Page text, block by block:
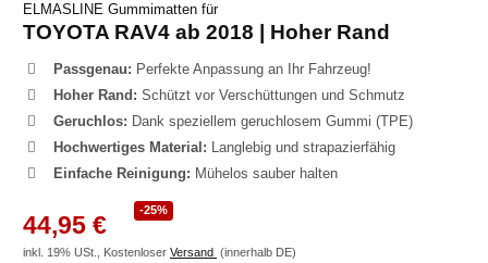
ELMASLINE Gummimatten für
TOYOTA RAV4 ab 2018 | Hoher Rand
Passgenau: Perfekte Anpassung an Ihr Fahrzeug!
Hoher Rand: Schützt vor Verschüttungen und Schmutz
Geruchlos: Dank speziellem geruchlosem Gummi (TPE)
Hochwertiges Material: Langlebig und strapazierfähig
Einfache Reinigung: Mühelos sauber halten
-25%
44,95 €
inkl. 19% USt., Kostenloser Versand (innerhalb DE)